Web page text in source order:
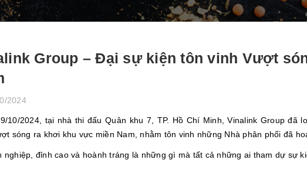
Group – Đại sự kiện tôn vinh Vượt
2024
10/2024, tại nhà thi đấu Quân khu 7, TP. Hồ Chí Minh, Vinalink Group đã
sóng ra khơi khu vực miền Nam, nhằm tôn vinh những Nhà phân phối đã
nghiệp, đỉnh cao và hoành tráng là những gì mà tất cả những ai tham dự sự